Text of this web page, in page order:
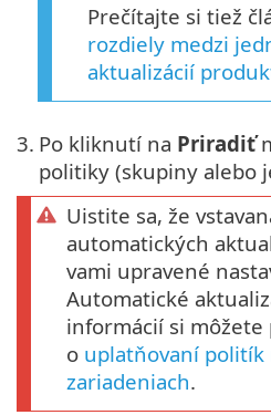
Prečítajte si tiež
rozdiely medzi
aktualizácií
3. Po kliknutí na Priradiť
politiky (skupiny alebo
Uistite sa, že
automatických
vami upravené
Automatické
informácií si
o uplatňovaní politík
zariadeniach.